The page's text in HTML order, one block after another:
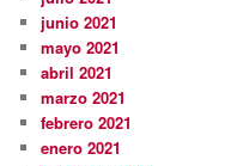
junio 2021
mayo 2021
abril 2021
marzo 2021
febrero 2021
enero 2021